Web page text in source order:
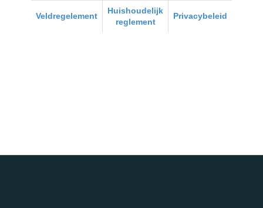
Veldregelement
Huishoudelijk
reglement
Privacybeleid